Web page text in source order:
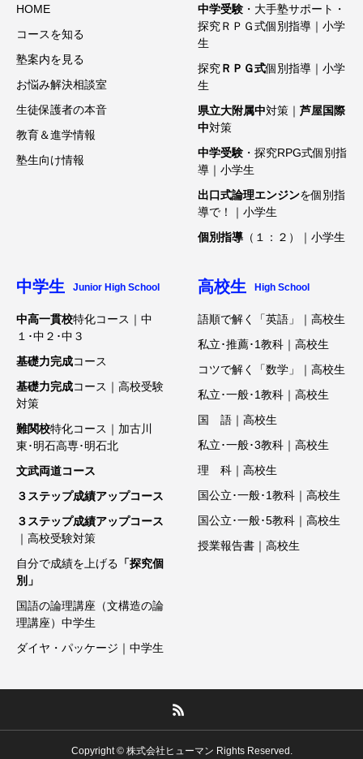
HOME
コースを知る
塾案内を見る
お悩み解決相談室
生徒保護者の本音
教育＆進学情報
塾生向け情報
中学受験 ・大手塾サポート・
探究ＲＰＧ式個別指導｜小学
生
探究ＲＰＧ式個別指導｜小学
生
県立大附属中対策｜ 芦屋国際
中対策
中学受験 ・探究RPG式個別指
導｜小学生
出口式論理エンジンを個別指
導で！｜小学生
個別指導 （１：２）｜小学生
中学生 Junior High School
中高一貫校特化コース｜中
１･中２･中３
基礎力完成コース
基礎力完成コース｜高校受験
対策
難関校特化コース｜加古川
東･明石高専･明石北
文武両道コース
３ステップ成績アップコース
３ステップ成績アップコース
｜高校受験対策
自分で成績を上げる 「探究個
別」
国語の論理講座（文構造の論
理講座）中学生
ダイヤ・パッケージ｜中学生
高校生 High School
語順で解く「英語」｜高校生
私立･推薦･1教科｜高校生
コツで解く「数学」｜高校生
私立･一般･1教科｜高校生
国 語｜高校生
私立･一般･3教科｜高校生
理 科｜高校生
国公立･一般･1教科｜高校生
国公立･一般･5教科｜高校生
授業報告書｜高校生
Copyright © 株式会社ヒューマン Rights Reserved.